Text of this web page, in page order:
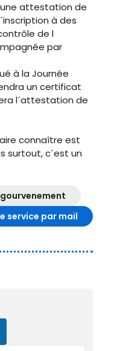
attestation de
à des
de l
par
à la Journée
un certificat
l´attestation de
connaître est
surtout, c´est un
service par mail